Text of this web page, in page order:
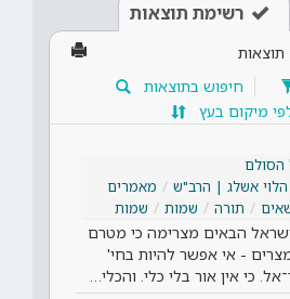
רשימת תוצאות
תוצאות
חיפוש בתוצאות
מיקום בעץ
הסולם
אשלג | הרב"ש
מאמרים
תורה שמות שמות
הבאים מצרימה כי מטרם
- אי אפשר להיות בחי'
כי אין אור בלי כלי. והכלי…